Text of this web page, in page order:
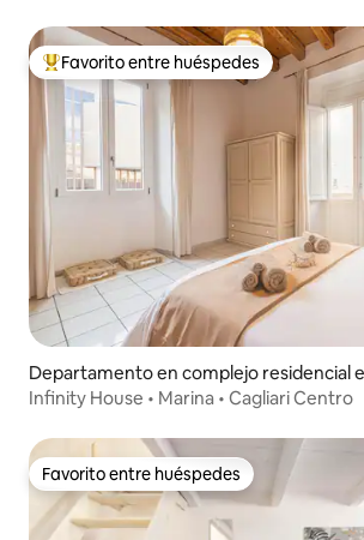
Favorito entre los huéspedes más
Favorito entre huéspedes
Departamento en complejo residencial
gliari
Infinity House • Marina • Cagliari Centro
Favorito entre huéspedes
Favorito entre huéspedes